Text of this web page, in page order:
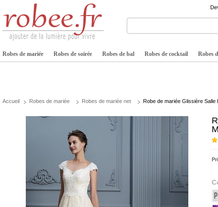
Robes de mariée Robes de soirée Robes de bal Robes de cocktail Robes
Accueil Robes de mariée Robes de mariée net Robe de mariée Glissière Salle